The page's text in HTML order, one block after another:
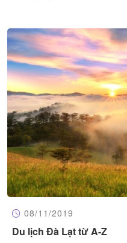
08/11/2019
Du lịch Đà Lạt từ A-Z